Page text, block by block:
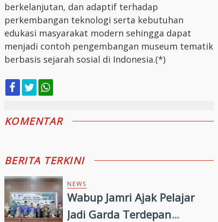
berkelanjutan, dan adaptif terhadap
perkembangan teknologi serta kebutuhan
edukasi masyarakat modern sehingga dapat
menjadi contoh pengembangan museum tematik
berbasis sejarah sosial di Indonesia.(*)
KOMENTAR
BERITA TERKINI
NEWS
Wabup Jamri Ajak Pelajar
Jadi Garda Terdepan